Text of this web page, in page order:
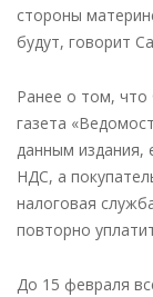
стороны
будут, говорит
Ранее о том, что
газета
данным издания,
НДС, а
налоговая
повторно
До 15 февраля